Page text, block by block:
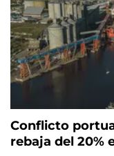
Conflicto
rebaja del 20%